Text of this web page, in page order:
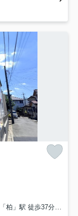
柏」駅 徒歩37分